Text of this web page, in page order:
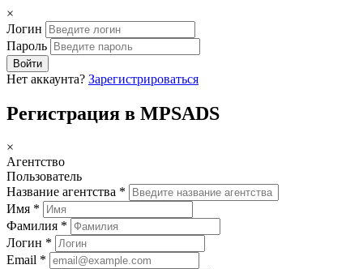
×
Логин
Пароль
Войти
Нет аккаунта? Зарегистрироваться
Регистрация в MPSADS
×
Агентство
Пользователь
Название агентства *
Имя *
Фамилия *
Логин *
Email *